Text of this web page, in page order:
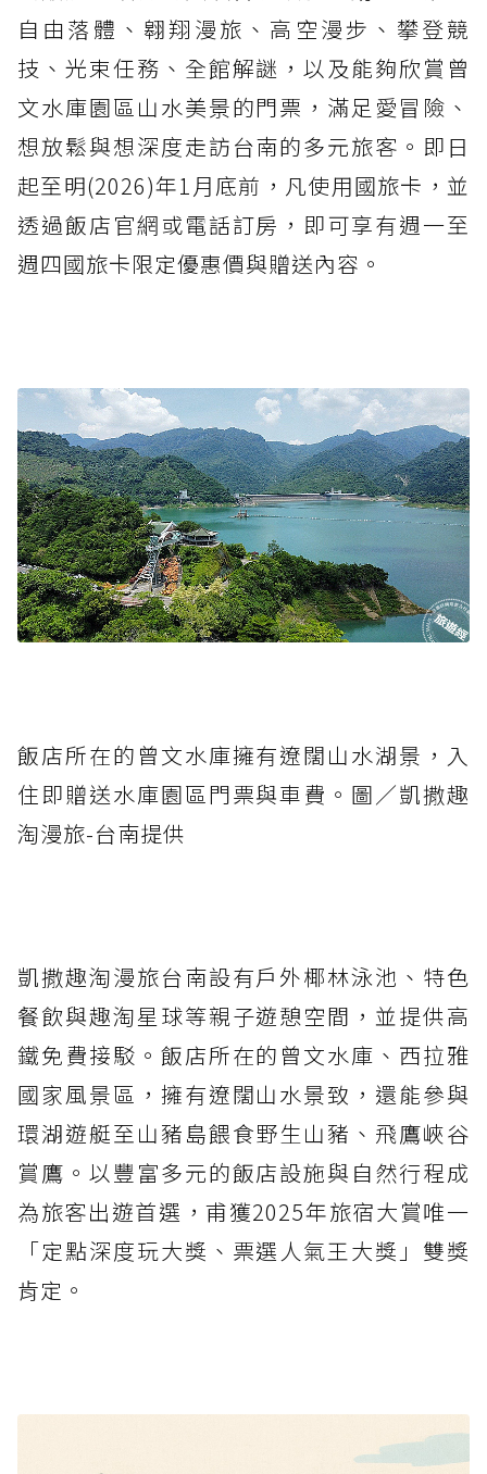
自由落體、翱翔漫旅、高空漫步、攀登競
技、光束任務、全館解謎，以及能夠欣賞曾
文水庫園區山水美景的門票，滿足愛冒險、
想放鬆與想深度走訪台南的多元旅客。即日
起至明(2026)年1月底前，凡使用國旅卡，並
透過飯店官網或電話訂房，即可享有週一至
週四國旅卡限定優惠價與贈送內容。
飯店所在的曾文水庫擁有遼闊山水湖景，入
住即贈送水庫園區門票與車費。圖／凱撒趣
淘漫旅-台南提供
凱撒趣淘漫旅台南設有戶外椰林泳池、特色
餐飲與趣淘星球等親子遊憩空間，並提供高
鐵免費接駁。飯店所在的曾文水庫、西拉雅
國家風景區，擁有遼闊山水景致，還能參與
環湖遊艇至山豬島餵食野生山豬、飛鷹峽谷
賞鷹。以豐富多元的飯店設施與自然行程成
為旅客出遊首選，甫獲2025年旅宿大賞唯一
「定點深度玩大獎、票選人氣王大獎」雙獎
肯定。